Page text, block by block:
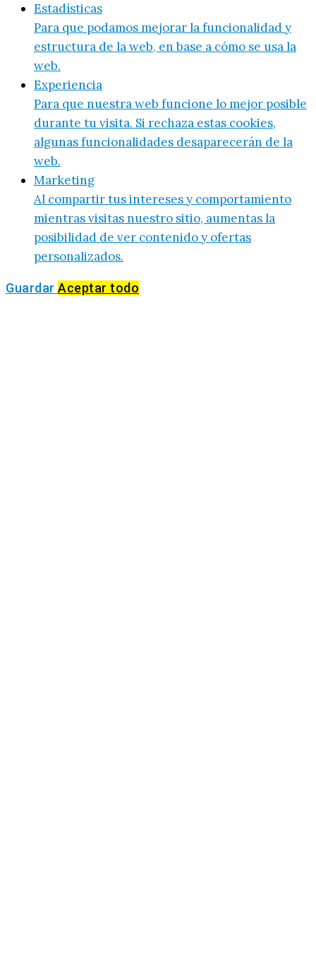
Estadísticas
Para que podamos mejorar la funcionalidad y
estructura de la web, en base a cómo se usa la
web.
Experiencia
Para que nuestra web funcione lo mejor posible
durante tu visita. Si rechaza estas cookies,
algunas funcionalidades desaparecerán de la
web.
Marketing
Al compartir tus intereses y comportamiento
mientras visitas nuestro sitio, aumentas la
posibilidad de ver contenido y ofertas
personalizados.
Guardar Aceptar todo